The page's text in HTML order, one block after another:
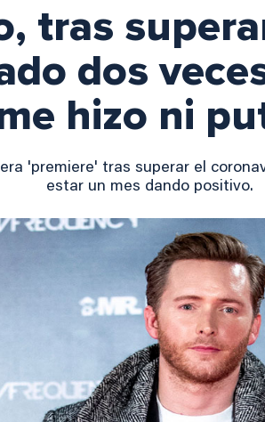
tras
dos
hizo ni
'premiere' tras superar el
estar un mes dando positivo.